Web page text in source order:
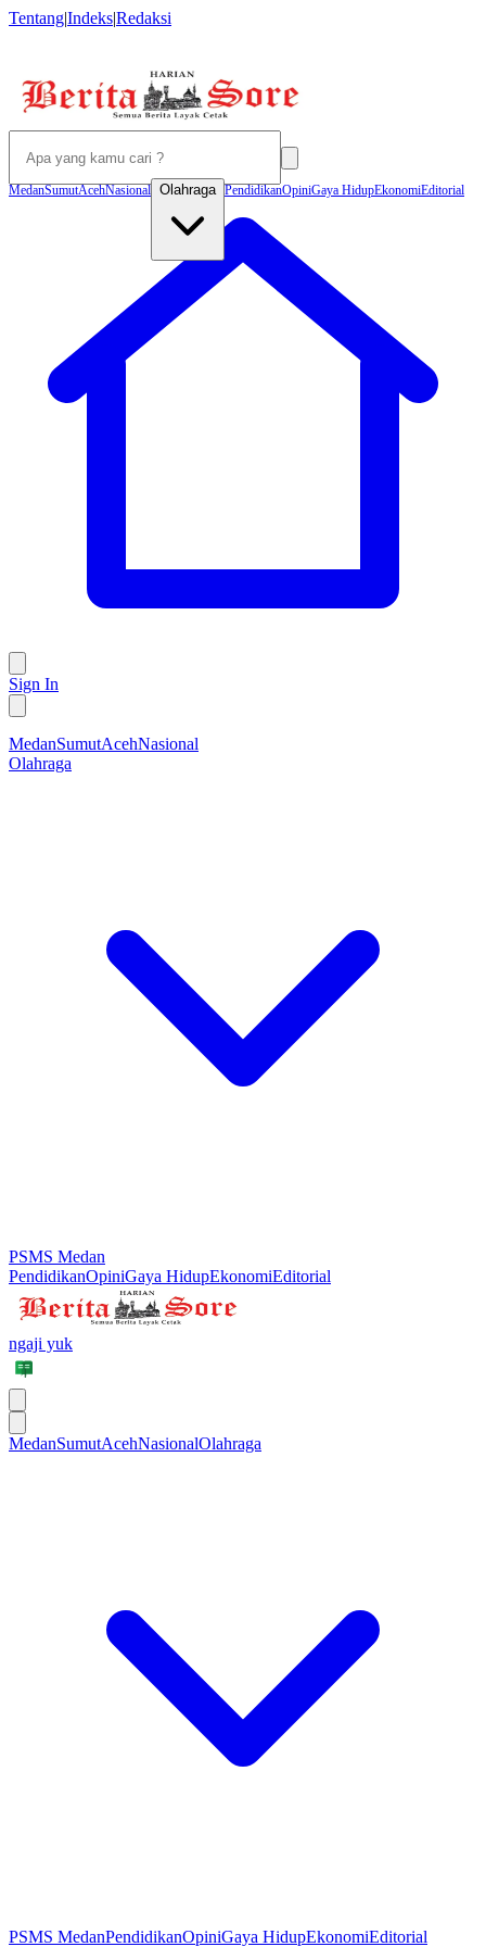
Tentang|Indeks|Redaksi
MedanSumutAcehNasional Olahraga PendidikanOpiniGaya HidupEkonomiEditorial
Sign In
MedanSumutAcehNasional
Olahraga
PSMS Medan
PendidikanOpiniGaya HidupEkonomiEditorial
ngaji yuk
MedanSumutAcehNasionalOlahraga
PSMS MedanPendidikanOpiniGaya HidupEkonomiEditorial